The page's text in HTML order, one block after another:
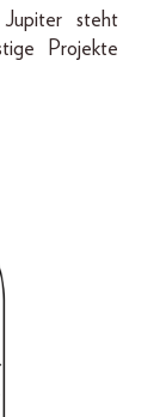
steht
Projekte